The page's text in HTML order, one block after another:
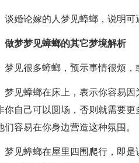
谈婚论嫁的人梦见蟑螂，说明可
做梦梦见蟑螂的其它梦境解析
梦见很多蟑螂，预示事情很烦，
梦见蟑螂在床上，表示你容易因
你自己可以圆场，否则就需要
们容易在你身边营造这种氛围。
梦见蟑螂在屋里四围爬行，即是